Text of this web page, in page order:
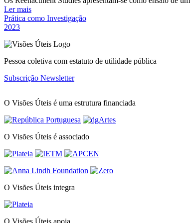
Ler mais
Prática como Investigação
2023
Pessoa coletiva com estatuto de utilidade pública
Subscrição Newsletter
O Visões Úteis é uma estrutura financiada
O Visões Úteis é associado
O Visões Úteis integra